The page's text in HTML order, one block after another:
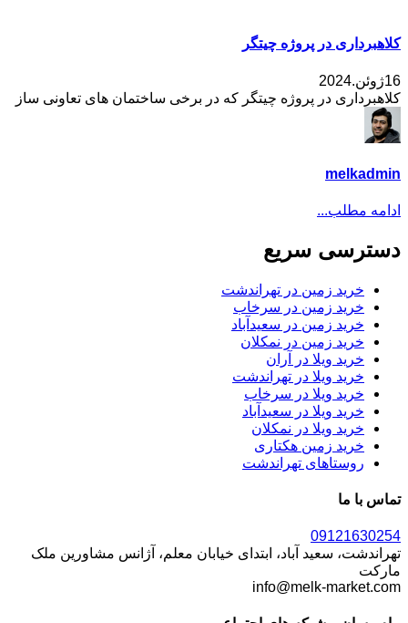
کلاهبرداری در پروژه چیتگر
16ژوئن.2024
کلاهبرداری در پروژه چیتگر که در برخی ساختمان های تعاونی ساز
melkadmin
ادامه مطلب...
دسترسی سریع
خرید زمین در تهراندشت
خرید زمین در سرخاب
خرید زمین در سعیدآباد
خرید زمین در نمکلان
خرید ویلا در آران
خرید ویلا در تهراندشت
خرید ویلا در سرخاب
خرید ویلا در سعیدآباد
خرید ویلا در نمکلان
خرید زمین هکتاری
روستاهای تهراندشت
تماس با ما
09121630254
تهراندشت، سعید آباد، ابتدای خیابان معلم، آژانس مشاورین ملک
مارکت
info@melk-market.com